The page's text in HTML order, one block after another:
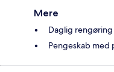
Mere
Daglig rengøring
Pengeskab